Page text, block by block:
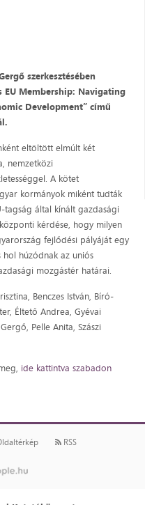
szerkesztésében
EU Membership: Navigating
Development” című
eltöltött elmúlt két
nemzetközi
A kötet
kormányok miként tudták
tagság által kínált gazdasági
kérdése, hogy milyen
fejlődési pályáját egy
húzódnak az uniós
mozgástér határai.
Benczes István, Bíró-
Éltető Andrea, Gyévai
Pelle Anita, Szászi
ide kattintva szabadon
RSS